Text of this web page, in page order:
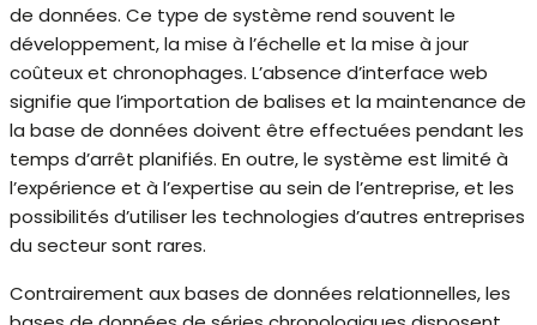
de données. Ce type de système rend souvent le
développement, la mise à l’échelle et la mise à jour
coûteux et chronophages. L’absence d’interface web
signifie que l’importation de balises et la maintenance de
la base de données doivent être effectuées pendant les
temps d’arrêt planifiés. En outre, le système est limité à
l’expérience et à l’expertise au sein de l’entreprise, et les
possibilités d’utiliser les technologies d’autres entreprises
du secteur sont rares.
Contrairement aux bases de données relationnelles, les